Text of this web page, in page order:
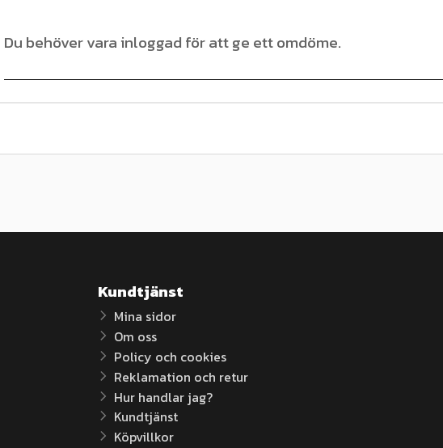
Kundtjänst
Mina sidor
Om oss
Policy och cookies
Reklamation och retur
Hur handlar jag?
Kundtjänst
Köpvillkor